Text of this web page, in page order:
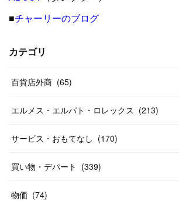
(8 )
(17
(12)
19)
(13
(14)
27)
(29
(24)
(26
31
(26
(20)
(14
(46
40
(55
(38)
(20
(31
58)
10
(33
(46)
(20
■チャーリーのブログ
カテゴリ
百貨店外商 (65)
エルメス・エルパト・ロレックス (213)
サービス・おもてなし (170)
買い物・デパート (339)
物価 (74)